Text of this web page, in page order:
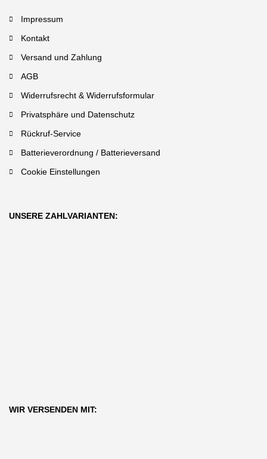
Impressum
Kontakt
Versand und Zahlung
AGB
Widerrufsrecht & Widerrufsformular
Privatsphäre und Datenschutz
Rückruf-Service
Batterieverordnung / Batterieversand
Cookie Einstellungen
UNSERE ZAHLVARIANTEN:
WIR VERSENDEN MIT: